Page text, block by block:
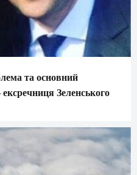
та основний
ексречниця Зеленського